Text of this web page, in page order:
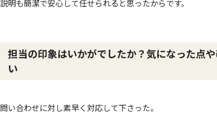
説明も簡潔で安心して任せられると思ったからです。
担当の印象はいかがでしたか？気になった点
い
問い合わせに対し素早く対応して下さった。